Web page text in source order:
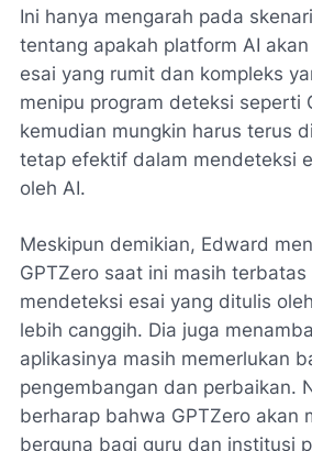
Ini hanya mengarah pada
tentang apakah platform AI
esai yang rumit dan kompleks
menipu program deteksi seperti
kemudian mungkin harus terus
tetap efektif dalam mendeteksi
oleh AI.
Meskipun demikian, Edward
GPTZero saat ini masih terbatas
mendeteksi esai yang ditulis
lebih canggih. Dia juga
aplikasinya masih memerlukan
pengembangan dan perbaikan.
berharap bahwa GPTZero akan
berguna bagi guru dan institusi